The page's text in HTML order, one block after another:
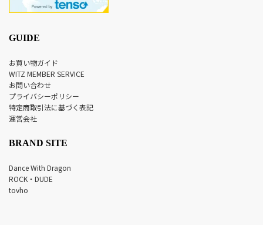
GUIDE
お買い物ガイド
WITZ MEMBER SERVICE
お問い合わせ
プライバシーポリシー
特定商取引法に基づく表記
運営会社
BRAND SITE
Dance With Dragon
ROCK・DUDE
tovho